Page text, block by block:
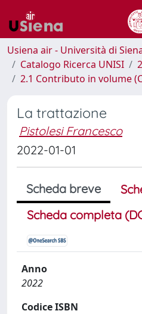
Usiena air - Università di
Catalogo Ricerca UNISI
2.1 Contributo in volume
La trattazione
Pistolesi Francesco
2022-01-01
Scheda breve
Scheda completa
Anno
2022
Codice ISBN